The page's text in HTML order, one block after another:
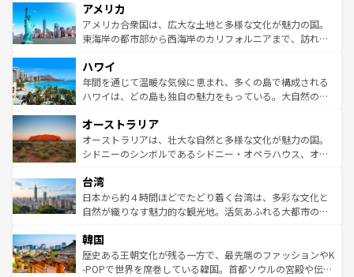
ンツ一覧を参照してほしい。
の建物がそのまま残る町や、スイスならではのユニークな
博物館もあり、アルプス観光だけでなく町歩きも満喫する
ことができる。国民の所得が高いため物価も高いが、旅行
ば市内交通費無料で観光を楽しむこともできる。 なお、新
着のスイス情報はコンテンツ一覧 を参照してほしい。
アメリカ
アメリカ合衆国は、広大な土地と多様な文化が魅力の国。
東海岸の都市部から西海岸のカリフォルニアまで、訪れる
のような巨大都市は、観光、ショッピング、エンターテイ
ンメントが詰まった刺激的なスポットだ。一方、アメリカ
西部には大自然が広がり、グランドキャニオンやイエロー
部のニューオーリンズでは、音楽と美食が融合した独特の
文化が魅力。旅行者はアメリカの各地域で異なる魅力を楽
しみながら、その多様性と豊かな歴史を感じることができ
ならではの贅沢な旅のスタイルだ。 なお、新着のアメリカ
情報はコンテンツ一覧を参照してほしい。
ハワイ
年間を通じて温暖な気候に恵まれ、多くの島で構成される
ハワイは、どの島も独自の魅力をもっている。大自然の神
ワイ島は見逃せない。また、定番の観光地といえばオアフ
島だが、静かな自然を求めるならマウイ島やカウアイ島が
おすすめ。エメラルドグリーンに輝く海をはじめ、豊かな
れるおもてなしの心で訪れる人々を迎えてくれるハワイの
人々、おいしいローカルフードやハワイアンミュージッ
ク、伝統的なフラダンスなど、すべてがハワイの魅力を彩
ワイを、存分に味わってほしい。 なお、新着のハワイ情報
はコンテンツ一覧を参照してほしい。
オーストラリア
オーストラリアは、壮大な自然と多様な文化が魅力の国。
シドニーのシンボルであるシドニー・オペラハウス、オー
リアリーフや大陸中央部にそびえるウルル（エアーズロッ
ク）、タスマニアの美しい原生林やケアンズの熱帯雨林な
ど、見どころがたくさん。また、カフェやワイン、オージ
いる。アクティビティも充実しており、サーフィンやダイ
ビング、ハイキングなど、アウトドア好きにはたまらな
い。オーストラリアの多彩な魅力を存分に味わいつくそ
台湾
日本から約４時間ほどでたどり着く台湾は、多彩な文化と
自然が織りなす魅力的な観光地。活気あふれる大都市の台
ン）、静ひつな山岳地帯である台湾東部など、都市の喧騒
と山間の静けさが共存しており、訪れる人に新しい発見と
驚きをもたらしてくれる。また、奥深い台湾の食文化も魅
韓国
歴史ある王朝文化が残る一方で、最先端のファッションやK
-POPで世界を席巻している韓国。首都ソウルの宮殿や伝統